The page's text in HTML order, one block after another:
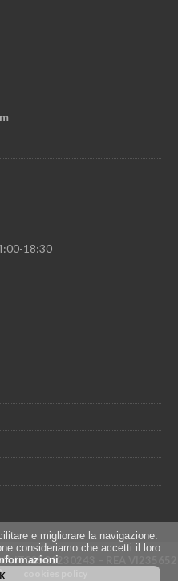
18:30
IT02501230243 – REA VI235652
e migliorare la navigazione.
consideriamo che accetti il loro
.